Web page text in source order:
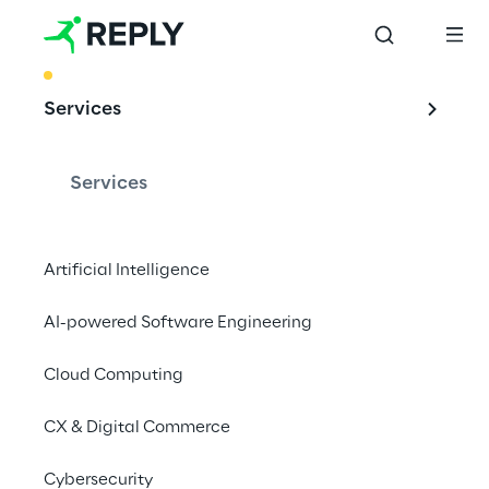
Services
Services
Artificial Intelligence
AI-powered Software Engineering
Cloud Computing
CX & Digital Commerce
Cybersecurity
Desenvolvimento
seguro de software
agentes que apoiam o desenvolvedor na
os riscos de segurança cibernética.